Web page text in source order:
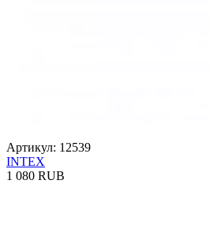
Артикул: 12539
INTEX
1 080 RUB